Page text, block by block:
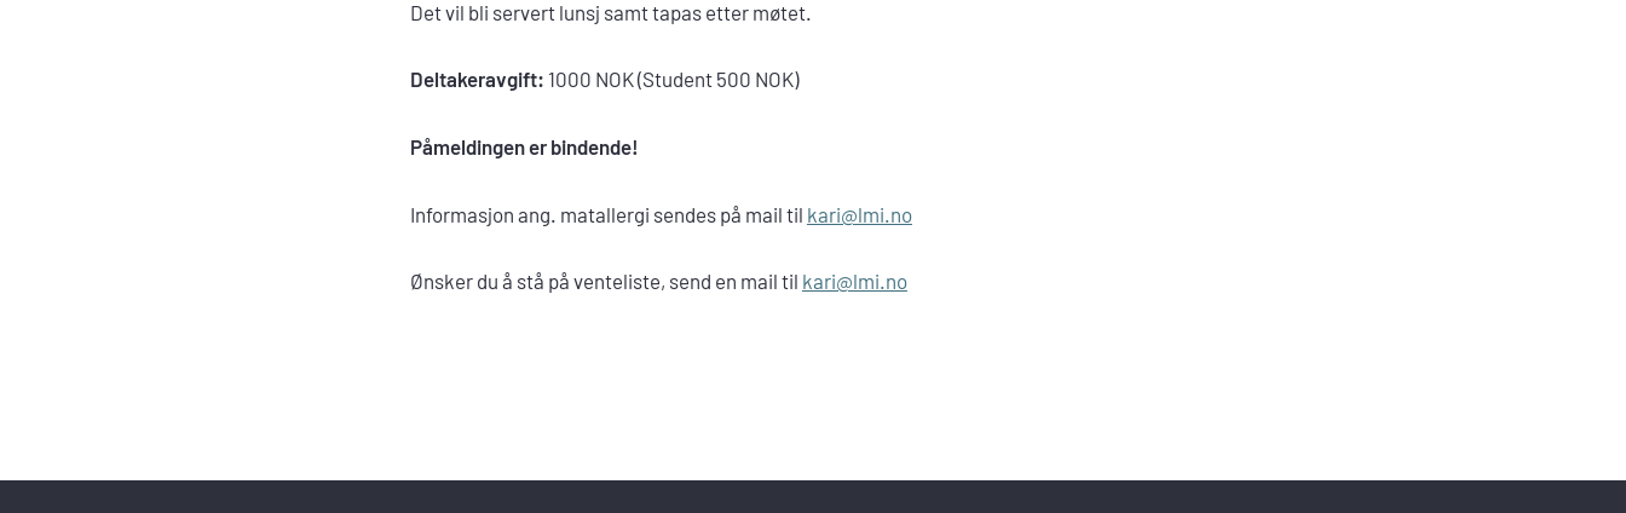
Det vil bli servert lunsj samt tapas etter møtet.
Deltakeravgift: 1000 NOK (Student 500 NOK)
Påmeldingen er bindende!
Informasjon ang. matallergi sendes på mail til kari@lmi.no
Ønsker du å stå på venteliste, send en mail til kari@lmi.no